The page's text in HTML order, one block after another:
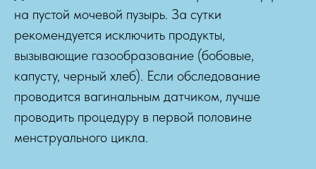
на пустой мочевой пузырь. За сутки
рекомендуется исключить продукты,
вызывающие газообразование (бобовые,
капусту, черный хлеб). Если обследование
проводится вагинальным датчиком, лучше
проводить процедуру в первой половине
менструального цикла.